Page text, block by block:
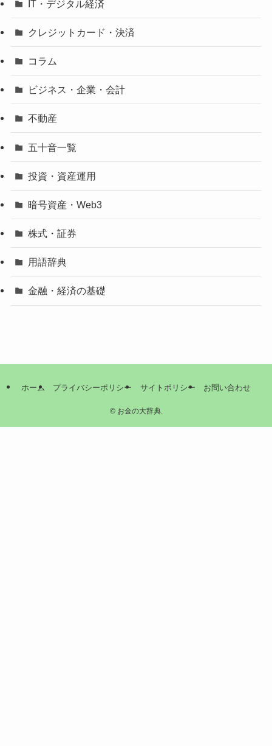
IT・デジタル経済
クレジットカード・決済
コラム
ビジネス・企業・会計
不動産
五十音一覧
投資・資産運用
暗号資産・Web3
株式・証券
用語辞典
金融・経済の基礎
ホーム プライバシーポリシー サイトポリシー お問い合わせ
©お金の大辞典.